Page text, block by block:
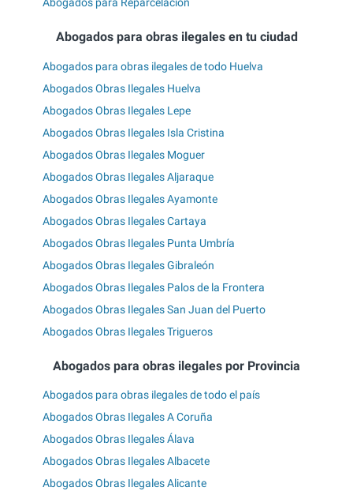
Abogados para obras ilegales en tu ciudad
Abogados para obras ilegales de todo Huelva
Abogados Obras Ilegales Huelva
Abogados Obras Ilegales Lepe
Abogados Obras Ilegales Isla Cristina
Abogados Obras Ilegales Moguer
Abogados Obras Ilegales Aljaraque
Abogados Obras Ilegales Ayamonte
Abogados Obras Ilegales Cartaya
Abogados Obras Ilegales Punta Umbría
Abogados Obras Ilegales Gibraleón
Abogados Obras Ilegales Palos de la Frontera
Abogados Obras Ilegales San Juan del Puerto
Abogados Obras Ilegales Trigueros
Abogados para obras ilegales por Provincia
Abogados para obras ilegales de todo el país
Abogados Obras Ilegales A Coruña
Abogados Obras Ilegales Álava
Abogados Obras Ilegales Albacete
Abogados Obras Ilegales Alicante